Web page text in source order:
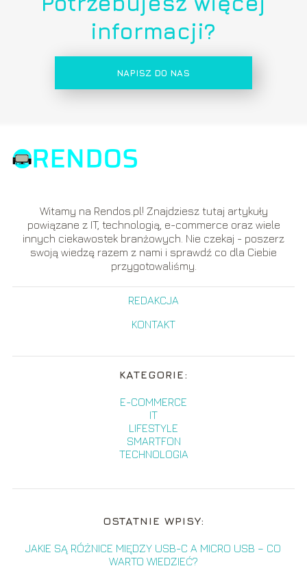
informacji?
NAPISZ DO NAS
Witamy na Rendos.pl! Znajdziesz tutaj artykuły
powiązane z IT, technologią, e-commerce oraz wiele
innych ciekawostek branżowych. Nie czekaj - poszerz
swoją wiedzę razem z nami i sprawdź co dla Ciebie
przygotowaliśmy.
REDAKCJA
KONTAKT
KATEGORIE:
E-COMMERCE
IT
LIFESTYLE
SMARTFON
TECHNOLOGIA
OSTATNIE WPISY:
JAKIE SĄ RÓŻNICE MIĘDZY USB-C A MICRO USB – CO
WARTO WIEDZIEĆ?